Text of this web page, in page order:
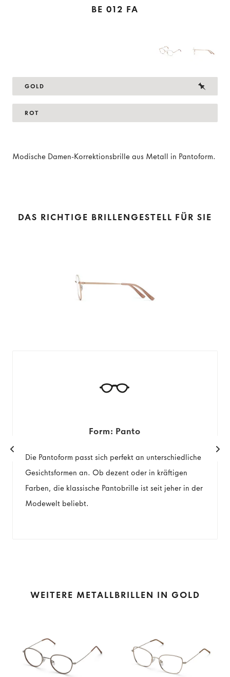
BE 012 FA
GOLD
ROT
Modische Damen-Korrektionsbrille aus Metall in Pantoform.
DAS RICHTIGE BRILLENGESTELL FÜR SIE
Form: Panto
Die Pantoform passt sich perfekt an unterschiedliche
Gesichtsformen an. Ob dezent oder in kräftigen
Farben, die klassische Pantobrille ist seit jeher in der
Modewelt beliebt.
WEITERE METALLBRILLEN IN GOLD